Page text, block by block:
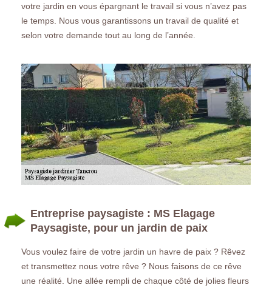
votre jardin en vous épargnant le travail si vous n’avez pas
le temps. Nous vous garantissons un travail de qualité et
selon votre demande tout au long de l’année.
Entreprise paysagiste : MS Elagage
Paysagiste, pour un jardin de paix
Vous voulez faire de votre jardin un havre de paix ? Rêvez
et transmettez nous votre rêve ? Nous faisons de ce rêve
une réalité. Une allée rempli de chaque côté de jolies fleurs